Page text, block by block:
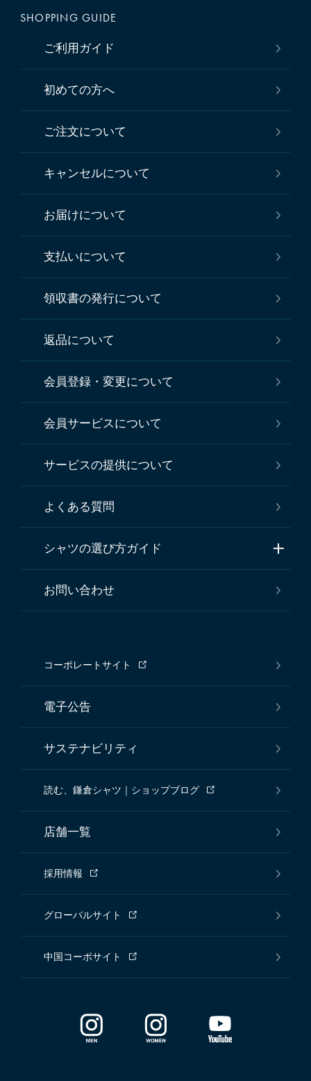
SHOPPING GUIDE
ご利用ガイド
初めての方へ
ご注文について
キャンセルについて
お届けについて
支払いについて
領収書の発行について
返品について
会員登録・変更について
会員サービスについて
サービスの提供について
よくある質問
シャツの選び方ガイド
お問い合わせ
コーポレートサイト
電子公告
サステナビリティ
読む、鎌倉シャツ｜ショップブログ
店舗一覧
採用情報
グローバルサイト
中国コーポサイト